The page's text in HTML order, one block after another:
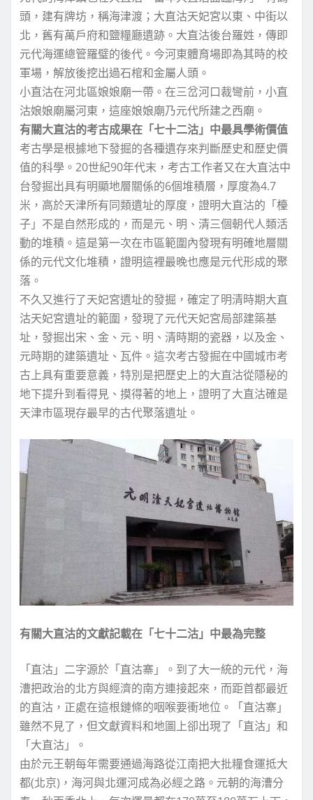
頭，建有牌坊，稱海津渡；大直沽天妃宮以東、中街以
北，舊有萬戶府和鹽糧廳遺跡。大直沽後台羅姓，傳即
元代海運總管羅璧的後代。今河東體育場即為其時的校
軍場，解放後挖出過石棺和金屬人頭。
小直沽在河北區娘娘廟一帶。在三岔河口裁彎前，小直
沽娘娘廟屬河東，這座娘娘廟乃元代所建之西廟。
有關大直沽的考古成果在「七十二沽」中最具學術價值
考古學是根據地下發掘的各種遺存來判斷歷史和歷史價
值的科學。20世紀90年代末，考古工作者又在大直沽中
台發掘出具有明顯地層關係的6個堆積層，厚度為4.7
米，高於天津所有同類遺址的厚度，證明大直沽的「檯
子」不是自然形成的，而是元、明、清三個朝代人類活
動的堆積。這是第一次在市區範圍內發現有明確地層關
係的元代文化堆積，證明這裡最晚也應是元代形成的聚
落。
不久又進行了天妃宮遺址的發掘，確定了明清時期大直
沽天妃宮遺址的範圍，發現了元代天妃宮局部建築基
址，發掘出宋、金、元、明、清時期的瓷器，以及金、
元時期的建築遺址、瓦件。這次考古發掘在中國城市考
古上具有重要意義，特別是把歷史上的大直沽從隱秘的
地下提升到看得見、摸得著的地上，證明了大直沽確是
天津市區現存最早的古代聚落遺址。
有關大直沽的文獻記載在「七十二沽」中最為完整
「直沽」二字源於「直沽寨」。到了大一統的元代，海
漕把政治的北方與經濟的南方連接起來，而距首都最近
的直沽，正處在這根鏈條的咽喉要衝地位。「直沽寨」
雖然不見了，但文獻資料和地圖上卻出現了「直沽」和
「大直沽」。
由於元王朝每年需要通過海路從江南把大批糧食運抵大
都(北京)，海河與北運河成為必經之路。元朝的海漕分